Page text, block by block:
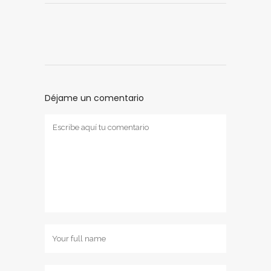
Déjame un comentario